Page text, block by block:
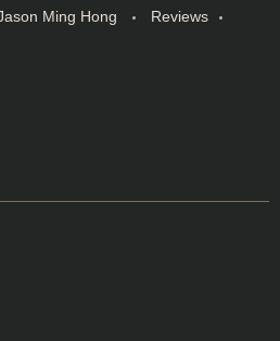
Ming Hong
Reviews